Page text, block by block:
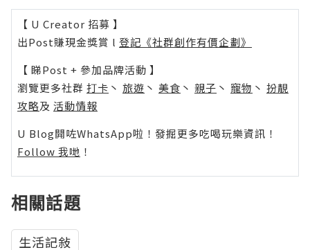
【 U Creator 招募 】
出Post賺現金獎賞 l 登記《社群創作有價企劃》
【 睇Post + 參加品牌活動 】
瀏覽更多社群 打卡 丶 旅遊 丶 美食 丶 親子 丶 寵物 丶 扮靚
攻略及 活動情報
U Blog開咗WhatsApp啦！發掘更多吃喝玩樂資訊！
Follow 我哋 ！
相關話題
生活記敍